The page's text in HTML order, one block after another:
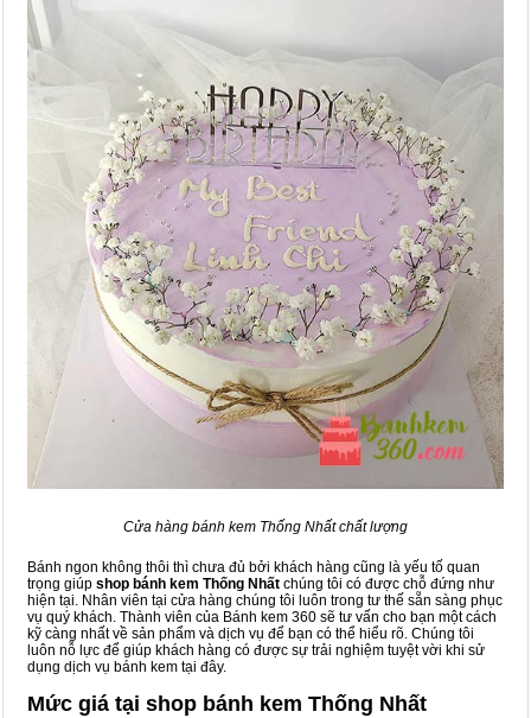
Cửa hàng bánh kem Thống Nhất chất lượng
Bánh ngon không thôi thì chưa đủ bởi khách hàng cũng là yếu tố quan
trọng giúp shop bánh kem Thống Nhất chúng tôi có được chỗ đứng như
hiện tại. Nhân viên tại cửa hàng chúng tôi luôn trong tư thế sẵn sàng phục
vụ quý khách. Thành viên của Bánh kem 360 sẽ tư vấn cho bạn một cách
kỹ càng nhất về sản phẩm và dịch vụ để bạn có thể hiểu rõ. Chúng tôi
luôn nỗ lực để giúp khách hàng có được sự trải nghiệm tuyệt vời khi sử
dụng dịch vụ bánh kem tại đây.
Mức giá tại shop bánh kem Thống Nhất